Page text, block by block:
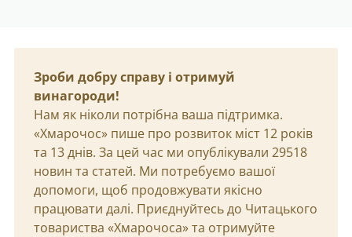
Зроби добру справу і отримуй
винагороди!
Нам як ніколи потрібна ваша підтримка.
«Хмарочос» пише про розвиток міст 12 років
та 13 днів. За цей час ми опублікували 29518
новин та статей. Ми потребуємо вашої
допомоги, щоб продовжувати якісно
працювати далі. Приєднуйтесь до Читацького
товариства «Хмарочоса» та отримуйте